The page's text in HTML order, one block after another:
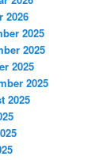
2026
2025
2025
2025
2025
2025